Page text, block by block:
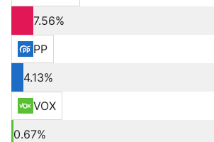
7.56%
PP
4.13%
VOX
0.67%